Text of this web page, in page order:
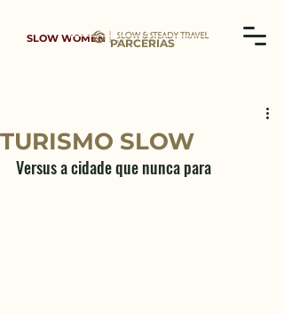
SLOW WOMEN PARCERIAS
TURISMO SLOW
Versus a cidade que nunca para